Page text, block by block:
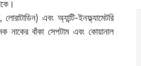
এবং অ্যান্টি-ইনফ্ল্যামেটরি
নাকের বাঁকা সেপটাম এবং কোয়ানাল